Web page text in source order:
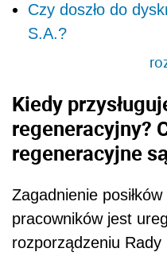
Czy doszło do
S.A.?
Kiedy
regeneracyjny?
regeneracyjne
Zagadnienie
pracowników jest
rozporządzeniu